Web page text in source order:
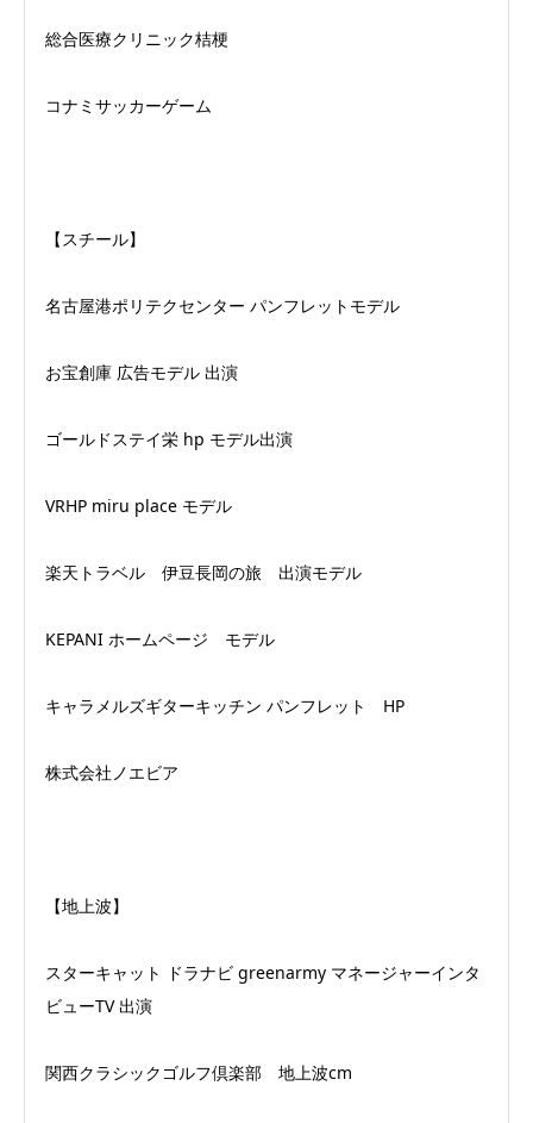
総合医療クリニック桔梗
コナミサッカーゲーム
【スチール】
名古屋港ポリテクセンター パンフレットモデル
お宝創庫 広告モデル 出演
ゴールドステイ栄 hp モデル出演
VRHP miru place モデル
楽天トラベル 伊豆長岡の旅 出演モデル
KEPANI ホームページ モデル
キャラメルズギターキッチン パンフレット HP
株式会社ノエビア
【地上波】
スターキャット ドラナビ greenarmy マネージャーインタ
ビューTV 出演
関西クラシックゴルフ倶楽部 地上波cm